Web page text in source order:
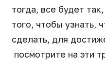
тогда, все будет
того, чтобы узнать,
сделать, для
посмотрите на эти